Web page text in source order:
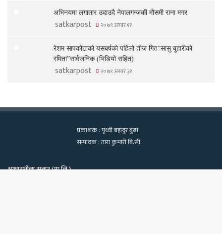
अभिनयमा लगातार उदाउदै नेपालगन्जकी मौसमी राना मगर
satkarpost २०७९ असार ११
रेशम सापकोटाको यसबर्षको पहिलो तीज गित”सासु बुहारीको
रमिता”सार्वजनिक (भिडियो सहित)
satkarpost २०७९ असार ३१
प्रकाशक : पृथ्वी बहादुर बुढा
सम्पादक : तारा कुमारी बि.सी.
आधारशीला सञ्चार (प्रा.लि.)